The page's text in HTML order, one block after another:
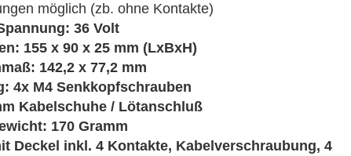
möglich (zb. ohne Kontakte)
36 Volt
155 x 90 x 25 mm (LxBxH)
142,2 x 77,2 mm
4x M4 Senkkopfschrauben
Kabelschuhe / Lötanschluß
170 Gramm
Deckel inkl. 4 Kontakte, Kabelverschraubung, 4